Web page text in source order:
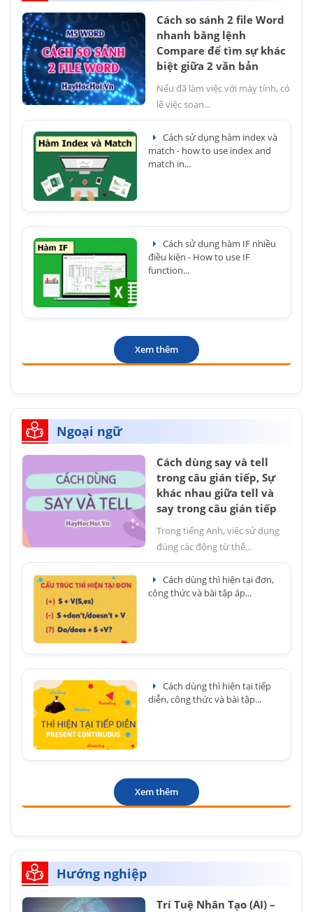
Cách so sánh 2 file Word
nhanh bằng lệnh
Compare để tìm sự khác
biệt giữa 2 văn bản
Nếu đã làm việc với máy tính, có
lẽ việc soạn...
Cách sử dụng hàm index và
match - how to use index and
match in...
Cách sử dụng hàm IF nhiều
điều kiện - How to use IF
function...
Xem thêm
Ngoại ngữ
Cách dùng say và tell
trong câu gián tiếp, Sự
khác nhau giữa tell và
say trong câu gián tiếp
Trong tiếng Anh, việc sử dụng
đúng các động từ thể...
Cách dùng thì hiện tại đơn,
công thức và bài tập áp...
Cách dùng thì hiện tại tiếp
diễn, công thức và bài tập...
Xem thêm
Hướng nghiệp
Trí Tuệ Nhân Tạo (AI) –